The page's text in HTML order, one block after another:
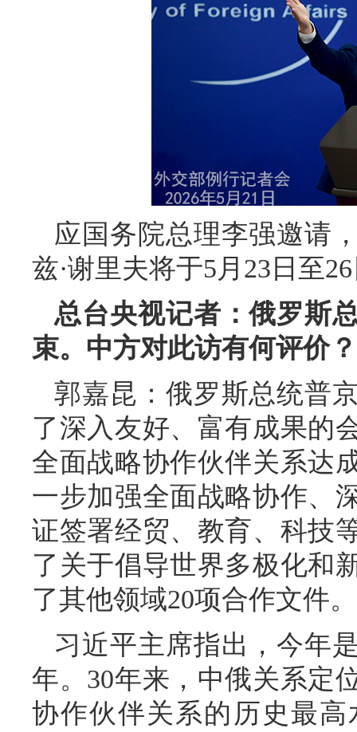
应国务院总理李强邀请
兹·谢里夫将于5月23日至
总台央视记者：俄罗斯
束。中方对此访有何评价？
郭嘉昆：俄罗斯总统普
了深入友好、富有成果的
全面战略协作伙伴关系达
一步加强全面战略协作、
证签署经贸、教育、科技
了关于倡导世界多极化和
了其他领域20项合作文件。
习近平主席指出，今年
年。30年来，中俄关系定
协作伙伴关系的历史最